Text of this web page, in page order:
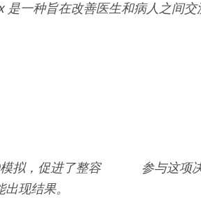
是一种旨在改善医生和病人之间
拟，促进了整容
现结果。
参与这项